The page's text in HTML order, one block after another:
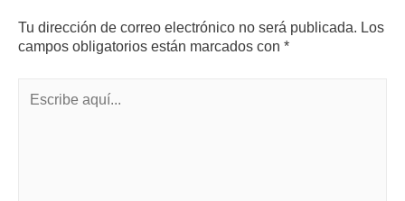
Tu dirección de correo electrónico no será publicada. Los
campos obligatorios están marcados con *